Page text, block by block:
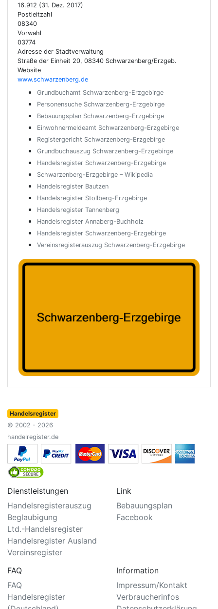
16.912 (31. Dez. 2017)
Postleitzahl
08340
Vorwahl
03774
Adresse der Stadtverwaltung
Straße der Einheit 20, 08340 Schwarzenberg/Erzgeb.
Website
www.schwarzenberg.de
Grundbuchamt Schwarzenberg-Erzgebirge
Personensuche Schwarzenberg-Erzgebirge
Bebauungsplan Schwarzenberg-Erzgebirge
Einwohnermeldeamt Schwarzenberg-Erzgebirge
Registergericht Schwarzenberg-Erzgebirge
Grundbuchauszug Schwarzenberg-Erzgebirge
Handelsregister Schwarzenberg-Erzgebirge
Schwarzenberg-Erzgebirge – Wikipedia
Handelsregister Bautzen
Handelsregister Stollberg-Erzgebirge
Handelsregister Tannenberg
Handelsregister Annaberg-Buchholz
Handelsregister Schwarzenberg-Erzgebirge
Vereinsregisterauszug Schwarzenberg-Erzgebirge
Handelsregister
© 2002 - 2026
handelregister.de
Dienstleistungen
Handelsregisterauszug
Beglaubigung
Ltd.-Handelsregister
Handelsregister Ausland
Vereinsregister
Link
Bebauungsplan
Facebook
FAQ
FAQ
Handelsregister
Information
Impressum/Kontakt
Verbraucherinfos